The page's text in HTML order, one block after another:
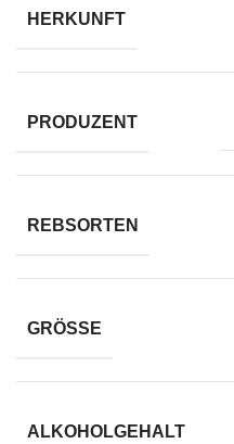
HERKUNFT
PRODUZENT
REBSORTEN
GRÖSSE
ALKOHOLGEHALT